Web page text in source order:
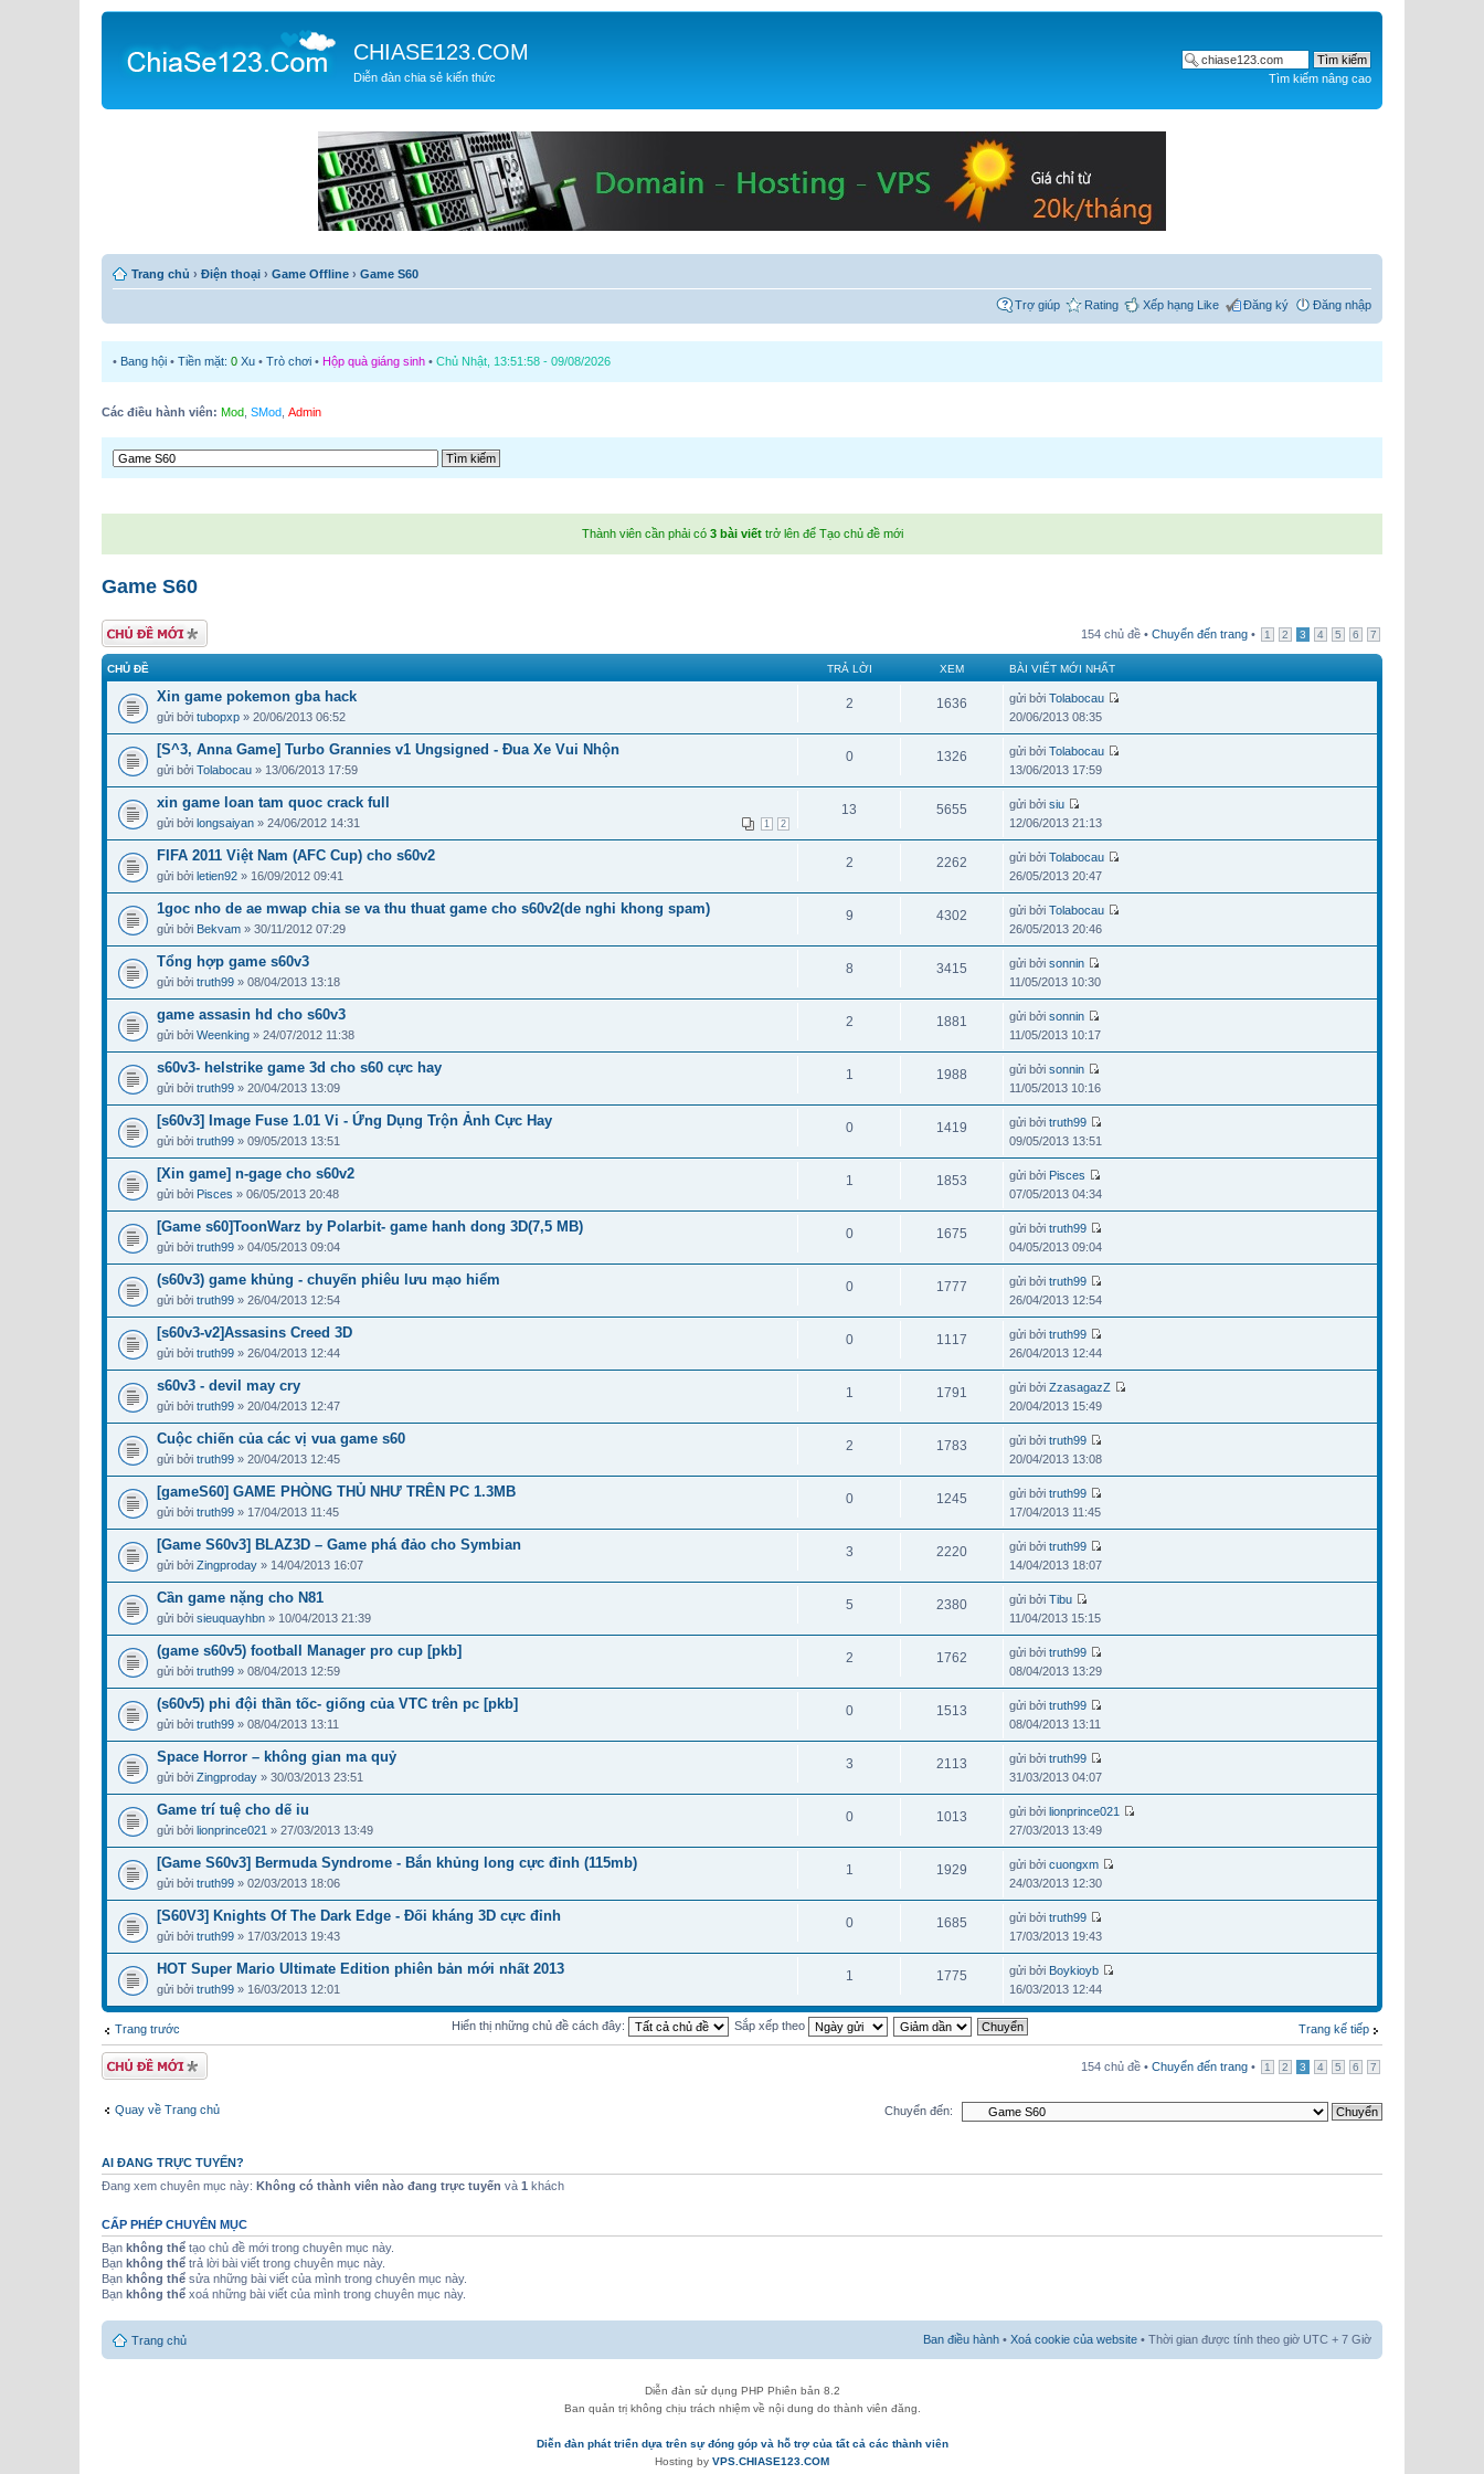
CHIASE123.COM
Diễn đàn chia sẻ kiến thức Tìm kiếm nâng cao
Trang chủ › Điện thoại › Game Offline › Game S60
Trợ giúp Rating Xếp hạng Like Đăng ký Đăng nhập
• Bang hội • Tiền mặt: 0 Xu • Trò chơi • Hộp quà giáng sinh • Chủ Nhật, 13:51:58 - 09/08/2026
Các điều hành viên: Mod SMod Admin
Thành viên cần phải có 3 bài viếttrở lên để Tạo chủ đề mới
Game S60
Tạo chủ đề mới 154 chủ đề • Chuyển đến trang • 1 2 3 4 5 6 7
CHỦ ĐỀ TRẢ LỜI XEM BÀI VIẾT MỚI NHẤT
Xin game pokemon gba hack
gửi bởi tubopxp » 20/06/2013 06:52
2 1636 gửi bởi Tolabocau
20/06/2013 08:35
[S^3, Anna Game] Turbo Grannies v1 Ungsigned - Đua Xe Vui Nhộn
gửi bởi Tolabocau » 13/06/2013 17:59
0 1326 gửi bởi Tolabocau
13/06/2013 17:59
xin game loan tam quoc crack full
1 2
gửi bởi longsaiyan » 24/06/2012 14:31
13 5655 gửi bởi siu
12/06/2013 21:13
FIFA 2011 Việt Nam (AFC Cup) cho s60v2
gửi bởi letien92 » 16/09/2012 09:41
2 2262 gửi bởi Tolabocau
26/05/2013 20:47
1goc nho de ae mwap chia se va thu thuat game cho s60v2(de nghi khong spam)
gửi bởi Bekvam » 30/11/2012 07:29
9 4302 gửi bởi Tolabocau
26/05/2013 20:46
Tổng hợp game s60v3
gửi bởi truth99 » 08/04/2013 13:18
8 3415 gửi bởi sonnin
11/05/2013 10:30
game assasin hd cho s60v3
gửi bởi Weenking » 24/07/2012 11:38
2 1881 gửi bởi sonnin
11/05/2013 10:17
s60v3- helstrike game 3d cho s60 cực hay
gửi bởi truth99 » 20/04/2013 13:09
1 1988 gửi bởi sonnin
11/05/2013 10:16
[s60v3] Image Fuse 1.01 Vi - Ứng Dụng Trộn Ảnh Cực Hay
gửi bởi truth99 » 09/05/2013 13:51
0 1419 gửi bởi truth99
09/05/2013 13:51
[Xin game] n-gage cho s60v2
gửi bởi Pisces » 06/05/2013 20:48
1 1853 gửi bởi Pisces
07/05/2013 04:34
[Game s60]ToonWarz by Polarbit- game hanh dong 3D(7,5 MB)
gửi bởi truth99 » 04/05/2013 09:04
0 1675 gửi bởi truth99
04/05/2013 09:04
(s60v3) game khủng - chuyến phiêu lưu mạo hiểm
gửi bởi truth99 » 26/04/2013 12:54
0 1777 gửi bởi truth99
26/04/2013 12:54
[s60v3-v2]Assasins Creed 3D
gửi bởi truth99 » 26/04/2013 12:44
0 1117 gửi bởi truth99
26/04/2013 12:44
s60v3 - devil may cry
gửi bởi truth99 » 20/04/2013 12:47
1 1791 gửi bởi ZzasagazZ
20/04/2013 15:49
Cuộc chiến của các vị vua game s60
gửi bởi truth99 » 20/04/2013 12:45
2 1783 gửi bởi truth99
20/04/2013 13:08
[gameS60] GAME PHÒNG THỦ NHƯ TRÊN PC 1.3MB
gửi bởi truth99 » 17/04/2013 11:45
0 1245 gửi bởi truth99
17/04/2013 11:45
[Game S60v3] BLAZ3D – Game phá đảo cho Symbian
gửi bởi Zingproday » 14/04/2013 16:07
3 2220 gửi bởi truth99
14/04/2013 18:07
Cần game nặng cho N81
gửi bởi sieuquayhbn » 10/04/2013 21:39
5 2380 gửi bởi Tibu
11/04/2013 15:15
(game s60v5) football Manager pro cup [pkb]
gửi bởi truth99 » 08/04/2013 12:59
2 1762 gửi bởi truth99
08/04/2013 13:29
(s60v5) phi đội thần tốc- giống của VTC trên pc [pkb]
gửi bởi truth99 » 08/04/2013 13:11
0 1513 gửi bởi truth99
08/04/2013 13:11
Space Horror – không gian ma quỷ
gửi bởi Zingproday » 30/03/2013 23:51
3 2113 gửi bởi truth99
31/03/2013 04:07
Game trí tuệ cho dế iu
gửi bởi lionprince021 » 27/03/2013 13:49
0 1013 gửi bởi lionprince021
27/03/2013 13:49
[Game S60v3] Bermuda Syndrome - Bắn khủng long cực đỉnh (115mb)
gửi bởi truth99 » 02/03/2013 18:06
1 1929 gửi bởi cuongxm
24/03/2013 12:30
[S60V3] Knights Of The Dark Edge - Đối kháng 3D cực đỉnh
gửi bởi truth99 » 17/03/2013 19:43
0 1685 gửi bởi truth99
17/03/2013 19:43
HOT Super Mario Ultimate Edition phiên bản mới nhất 2013
gửi bởi truth99 » 16/03/2013 12:01
1 1775 gửi bởi Boykioyb
16/03/2013 12:44
Trang trước Trang kế tiếp
Hiển thị những chủ đề cách đây: Sắp xếp theo
Tạo chủ đề mới 154 chủ đề • Chuyển đến trang • 1 2 3 4 5 6 7
Quay về Trang chủ Chuyển đến:
AI ĐANG TRỰC TUYẾN?
Đang xem chuyên mục này: Không có thành viên nào đang trực tuyến và 1 khách
CẤP PHÉP CHUYÊN MỤC
Bạn không thể tạo chủ đề mới trong chuyên mục này.
Bạn không thể trả lời bài viết trong chuyên mục này.
Bạn không thể sửa những bài viết của mình trong chuyên mục này.
Bạn không thể xoá những bài viết của mình trong chuyên mục này.
Trang chủ Ban điều hành • Xoá cookie của website • Thời gian được tính theo giờ UTC + 7 Giờ
Diễn đàn sử dụng PHP Phiên bản 8.2
Ban quản trị không chịu trách nhiệm về nội dung do thành viên đăng.
Diễn đàn phát triển dựa trên sự đóng góp và hỗ trợ của tất cả các thành viên
Hosting by VPS.CHIASE123.COM